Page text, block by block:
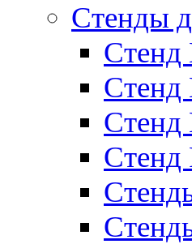
Стенды
Стенд
Стенд
Стенд